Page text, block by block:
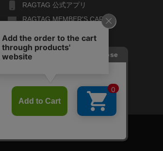
RAGTAG 公式アプリ
RAGTAG MEMBER'S CARD
RAGTAG Global